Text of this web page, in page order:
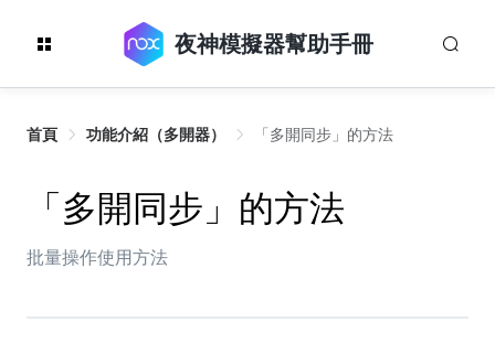
夜神模擬器幫助手冊
首頁 功能介紹（多開器） 「多開同步」的方法
「多開同步」的方法
批量操作使用方法